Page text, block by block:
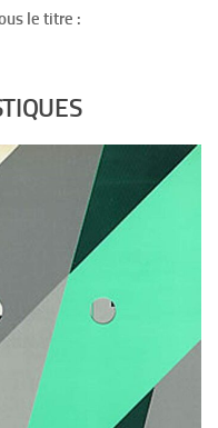
le titre :